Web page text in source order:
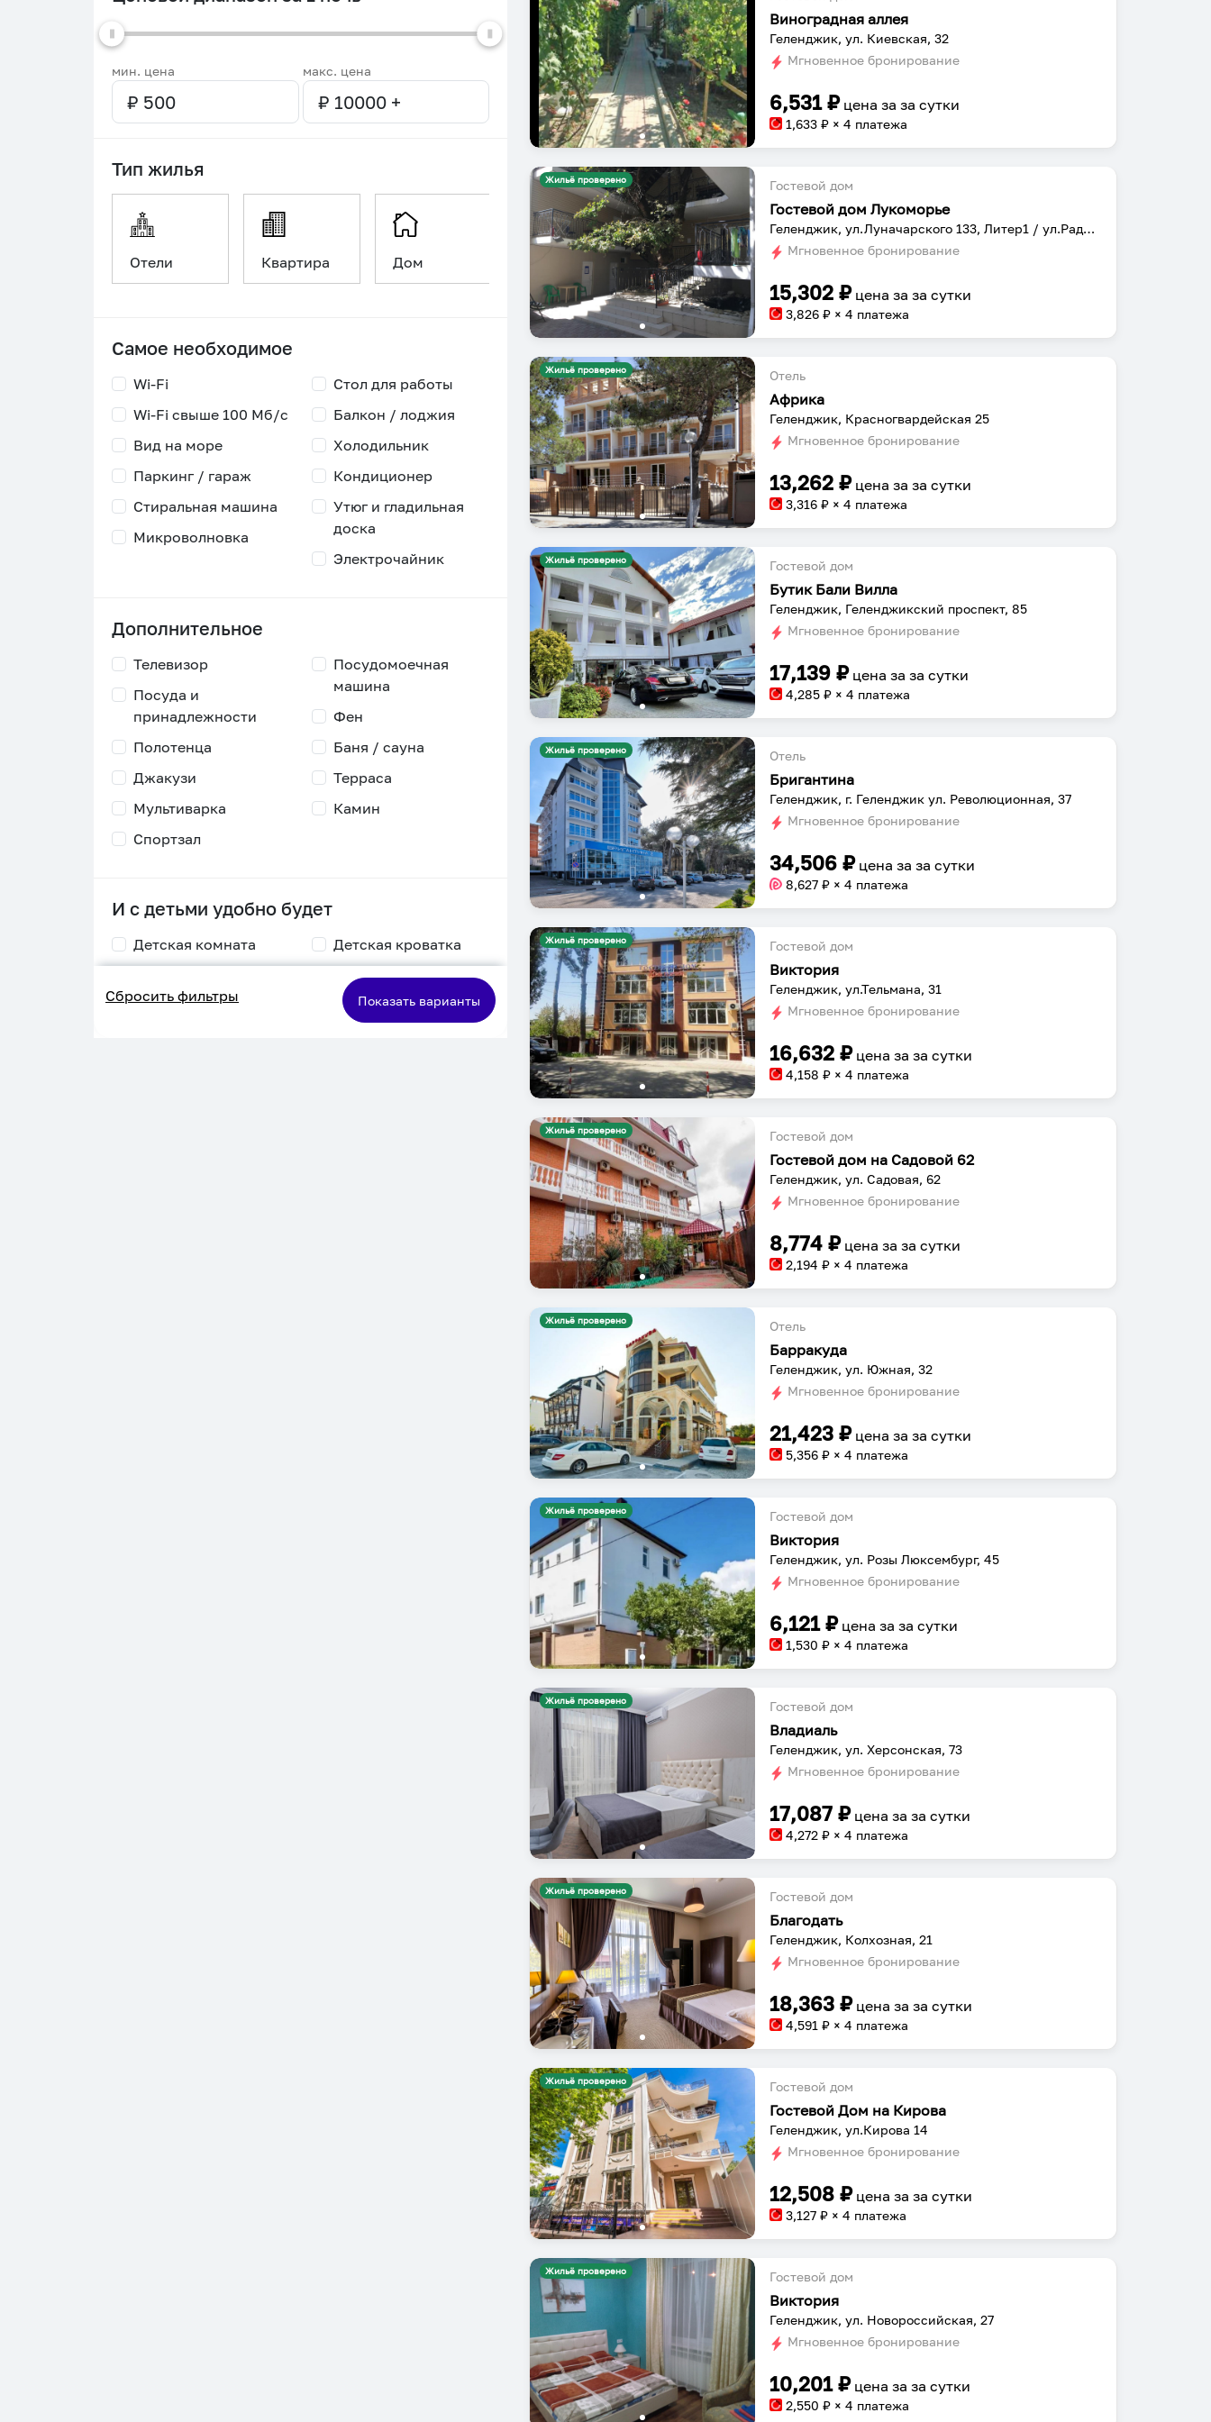
мин. цена макс. цена
Тип жилья
Отели Квартира Дом Уникальное
Самое необходимое
Wi-Fi
Wi-Fi свыше 100 Мб/с
Стол для работы
Балкон / лоджия
Вид на море
Паркинг / гараж
Холодильник
Кондиционер
Стиральная машина
Микроволновка
Утюг и гладильная
доска
Электрочайник
Дополнительное
Телевизор
Посуда и
принадлежности
Посудомоечная
машина
Фен
Полотенца
Джакузи
Баня / сауна
Терраса
Мультиварка
Спортзал
Камин
И с детьми удобно будет
Детская комната
кормления
Детская кроватка
Двухъярусная
кровать
Сбросить фильтры Показать варианты
Виноградная аллея
Геленджик, ул. Киевская, 32
Мгновенное бронирование
6,531₽ цена заза сутки
1,633 ₽ × 4 платежа
Жильё проверено Гостевой дом
Гостевой дом Лукоморье
Геленджик, ул.Луначарского 133, Литер1 / ул.Радужная 15
Мгновенное бронирование
15,302 ₽ цена заза сутки
3,826 ₽ × 4 платежа
Жильё проверено Отель
Африка
Геленджик, Красногвардейская 25
Мгновенное бронирование
13,262 ₽ цена заза сутки
3,316 ₽ × 4 платежа
Жильё проверено Гостевой дом
Бутик Бали Вилла
Геленджик, Геленджикский проспект, 85
Мгновенное бронирование
17,139 ₽ цена заза сутки
4,285 ₽ × 4 платежа
Жильё проверено Отель
Бригантина
Геленджик, г. Геленджик ул. Революционная, 37
Мгновенное бронирование
34,506 ₽ цена заза сутки
8,627 ₽ × 4 платежа
Жильё проверено Гостевой дом
Виктория
Геленджик, ул.Тельмана, 31
Мгновенное бронирование
16,632 ₽ цена заза сутки
4,158 ₽ × 4 платежа
Жильё проверено Гостевой дом
Гостевой дом на Садовой 62
Геленджик, ул. Садовая, 62
Мгновенное бронирование
8,774 ₽ цена заза сутки
2,194 ₽ × 4 платежа
Жильё проверено Отель
Барракуда
Геленджик, ул. Южная, 32
Мгновенное бронирование
21,423 ₽ цена заза сутки
5,356 ₽ × 4 платежа
Жильё проверено Гостевой дом
Виктория
Геленджик, ул. Розы Люксембург, 45
Мгновенное бронирование
6,121₽ цена заза сутки
1,530 ₽ × 4 платежа
Жильё проверено Гостевой дом
Владиаль
Геленджик, ул. Херсонская, 73
Мгновенное бронирование
17,087 ₽ цена заза сутки
4,272 ₽ × 4 платежа
Жильё проверено Гостевой дом
Благодать
Геленджик, Колхозная, 21
Мгновенное бронирование
18,363 ₽ цена заза сутки
4,591 ₽ × 4 платежа
Жильё проверено Гостевой дом
Гостевой Дом на Кирова
Геленджик, ул.Кирова 14
Мгновенное бронирование
12,508 ₽ цена заза сутки
3,127 ₽ × 4 платежа
Жильё проверено Гостевой дом
Виктория
Геленджик, ул. Новороссийская, 27
Мгновенное бронирование
10,201₽ цена заза сутки
2,550 ₽ × 4 платежа